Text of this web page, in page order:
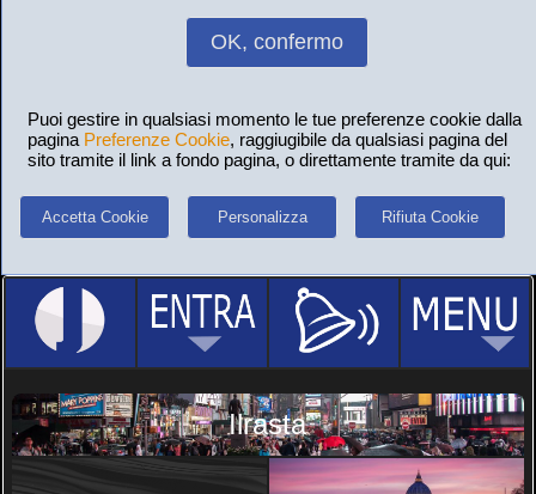
OK, confermo
Puoi gestire in qualsiasi momento le tue preferenze cookie dalla
pagina Preferenze Cookie, raggiugibile da qualsiasi pagina del
sito tramite il link a fondo pagina, o direttamente tramite da qui:
Accetta Cookie Personalizza Rifiuta Cookie
Ilrasta